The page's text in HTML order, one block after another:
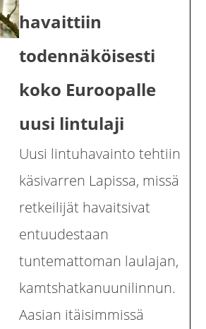
havaittiin
todennäköisesti
koko Euroopalle
uusi lintulaji
Uusi lintuhavainto tehtiin
käsivarren Lapissa, missä
retkeilijät havaitsivat
entuudestaan
tuntemattoman laulajan,
kamtshatkanuunilinnun.
Aasian itäisimmissä